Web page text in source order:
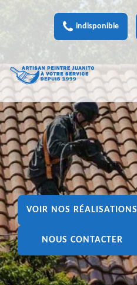
indisponible
VOIR NOS RÉALISATIONS
NOUS CONTACTER